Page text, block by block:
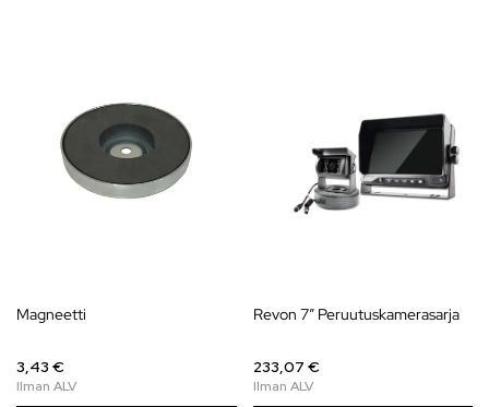
Magneetti
3,43 €
Revon 7″ Peruutuskamerasarja
233,07 €